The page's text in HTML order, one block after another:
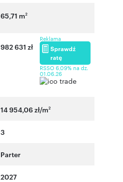
65,71 m2
982 631 zł
Reklama
Sprawdź
ratę
RSSO 6,09% na dz.
01.06.26
14 954,06 zł/m2
3
Parter
2027